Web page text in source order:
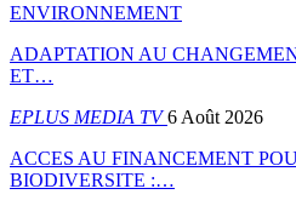
ENVIRONNEMENT
ADAPTATION AU
ET…
EPLUS MEDIA TV6 Août 2026
ACCES AU FINANCEMENT
BIODIVERSITE :…